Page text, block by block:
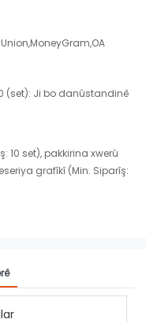
(set): Ji bo danûstandinê
10 set), pakkirina xwerû
grafîkî (Min. Siparîş: